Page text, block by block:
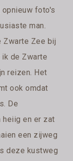
foto's
man.
Zwarte Zee bij
de Zwarte
reizen. Het
ook omdat
De
heiig en er zat
een zijweg
deze kustweg